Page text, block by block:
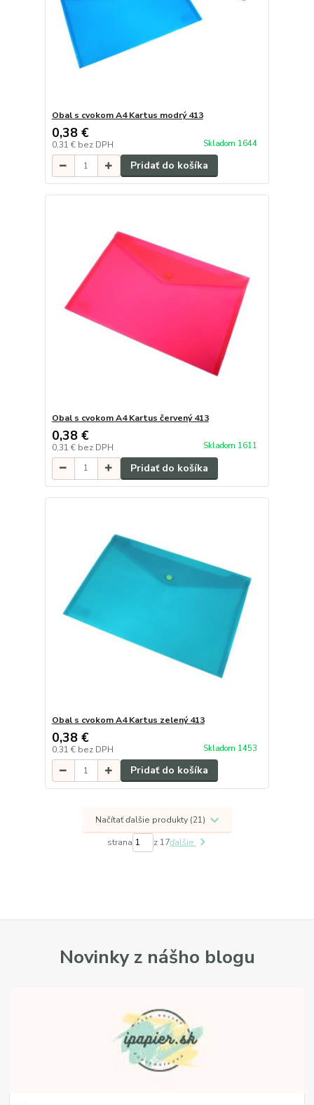
Obal s cvokom A4 Kartus modrý 413
0,38 €
0,31 € bez DPH Skladom 1644
Pridať do košíka
Obal s cvokom A4 Kartus červený 413
0,38 €
0,31 € bez DPH Skladom 1611
Pridať do košíka
Obal s cvokom A4 Kartus zelený 413
0,38 €
0,31 € bez DPH Skladom 1453
Pridať do košíka
Načítať ďalšie produkty (21)
strana z 17ďalšie
Novinky z nášho blogu